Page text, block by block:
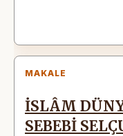
MAKALE
İSLÂM
SEBEBİ